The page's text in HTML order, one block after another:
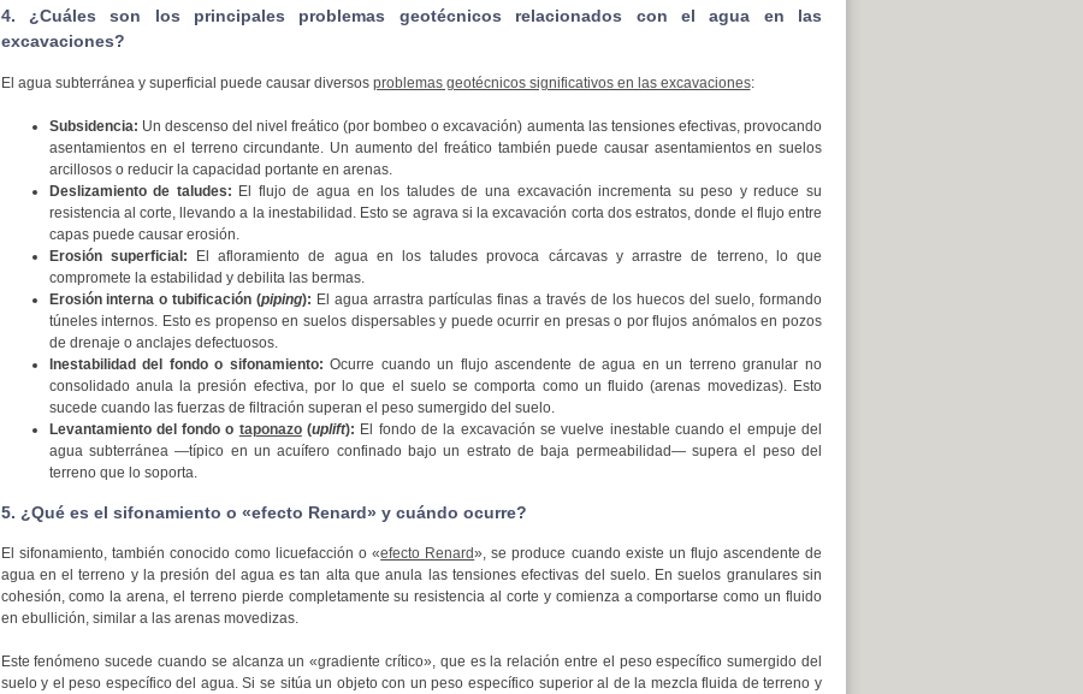
4. ¿Cuáles son los principales problemas geotécnicos relacionados con el agua en las
excavaciones?
El agua subterránea y superficial puede causar diversos problemas geotécnicos significativos en las excavaciones:
Subsidencia: Un descenso del nivel freático (por bombeo o excavación) aumenta las tensiones efectivas, provocando
asentamientos en el terreno circundante. Un aumento del freático también puede causar asentamientos en suelos
arcillosos o reducir la capacidad portante en arenas.
Deslizamiento de taludes: El flujo de agua en los taludes de una excavación incrementa su peso y reduce su
resistencia al corte, llevando a la inestabilidad. Esto se agrava si la excavación corta dos estratos, donde el flujo entre
capas puede causar erosión.
Erosión superficial: El afloramiento de agua en los taludes provoca cárcavas y arrastre de terreno, lo que
compromete la estabilidad y debilita las bermas.
Erosión interna o tubificación (piping): El agua arrastra partículas finas a través de los huecos del suelo, formando
túneles internos. Esto es propenso en suelos dispersables y puede ocurrir en presas o por flujos anómalos en pozos
de drenaje o anclajes defectuosos.
Inestabilidad del fondo o sifonamiento: Ocurre cuando un flujo ascendente de agua en un terreno granular no
consolidado anula la presión efectiva, por lo que el suelo se comporta como un fluido (arenas movedizas). Esto
sucede cuando las fuerzas de filtración superan el peso sumergido del suelo.
Levantamiento del fondo o taponazo(uplift): El fondo de la excavación se vuelve inestable cuando el empuje del
agua subterránea —típico en un acuífero confinado bajo un estrato de baja permeabilidad— supera el peso del
terreno que lo soporta.
5. ¿Qué es el sifonamiento o «efecto Renard» y cuándo ocurre?
El sifonamiento, también conocido como licuefacción o «efecto Renard», se produce cuando existe un flujo ascendente de
agua en el terreno y la presión del agua es tan alta que anula las tensiones efectivas del suelo. En suelos granulares sin
cohesión, como la arena, el terreno pierde completamente su resistencia al corte y comienza a comportarse como un fluido
en ebullición, similar a las arenas movedizas.
Este fenómeno sucede cuando se alcanza un «gradiente crítico», que es la relación entre el peso específico sumergido del
suelo y el peso específico del agua. Si se sitúa un objeto con un peso específico superior al de la mezcla fluida de terreno y